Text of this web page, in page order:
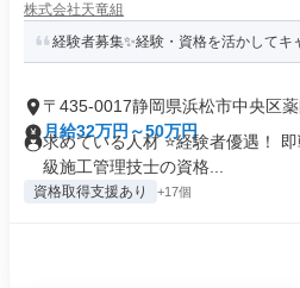
株式会社天竜組
経験者募集✨経験・資格を活かしてキ
〒435-0017静岡県浜松市中央区
月給32万円～50万円
求めている人材 ⭐経験者優遇！
級施工管理技士の資格...
資格取得支援あり +17個